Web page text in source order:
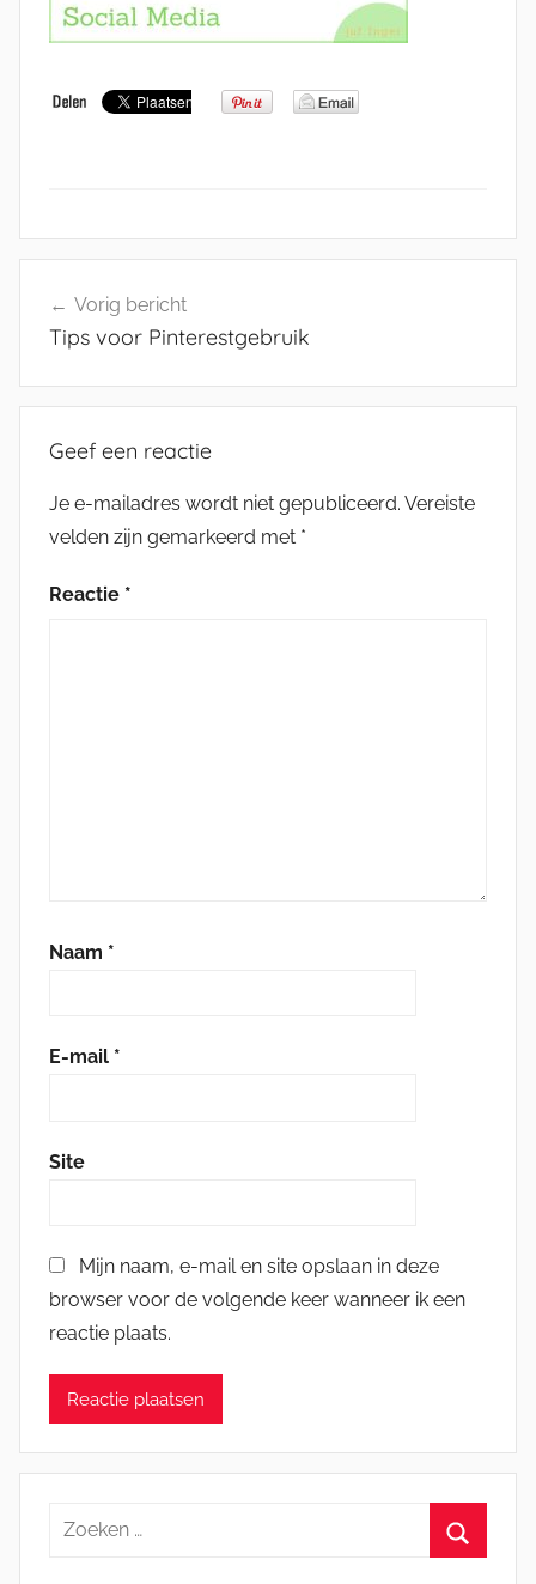
navigatie
Vorig bericht
Tips voor Pinterestgebruik
Geef een reactie
Je e-mailadres wordt niet gepubliceerd. Vereiste
velden zijn gemarkeerd met *
Reactie *
Naam *
E-mail *
Site
Mijn naam, e-mail en site opslaan in deze
browser voor de volgende keer wanneer ik een
reactie plaats.
Zoeken